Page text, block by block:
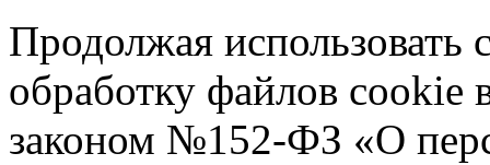
Продолжая использовать
обработку файлов cookie
законом №152-ФЗ «О